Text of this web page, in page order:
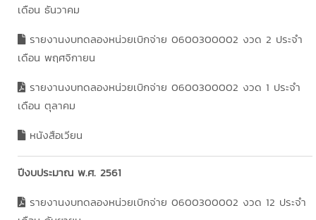
เดือน ธันวาคม
รายงานงบทดลองหน่วยเบิกจ่าย 0600300002 งวด 2 ประจำ
เดือน พฤศจิกายน
รายงานงบทดลองหน่วยเบิกจ่าย 0600300002 งวด 1 ประจำ
เดือน ตุลาคม
หนังสือเวียน
ปีงบประมาณ พ.ศ. 2561
รายงานงบทดลองหน่วยเบิกจ่าย 0600300002 งวด 12 ประจำ